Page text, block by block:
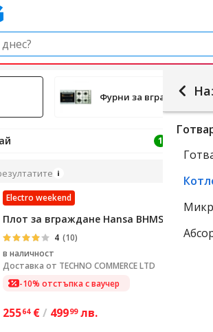
Фурни за вграждане
1
Electro weekend
Плот за вграждане Hansa
4 (10)
в наличност
Доставка от TECHNO COMMERCE LTD
-10% отстъпка с ваучер
25564 €/ 49999 лв.